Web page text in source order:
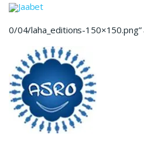
Jaabet
0/04/laha_editions-150×150.png”